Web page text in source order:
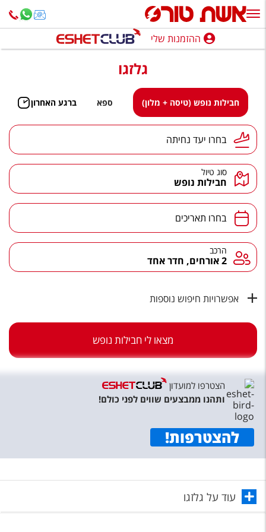
ההזמנות שלי
חופשה לפי סגנון
מלונות באילת
טיולים מאורגנים
סגנונות טיול
הרגע האחרון
חבילות בריאות וספא
טיסות לחו"ל
מלונות בחו"ל
שירות לקוחות
תקנון
עקבו אחרינו
ההזמנות שלי
גלזגו
חבילות נופש (טיסה + מלון) ספא ברגע האחרון
יעד נחיתהבחרו יעד נחיתה
סוג טיול
חבילות נופש
תאריכים בחרו תאריכים
הרכב הרכב
2 אורחים, חדר אחד
אפשרויות חיפוש נוספות
מצאו לי חבילות נופש
הצטרפו למועדון
ותהנו ממבצעים שווים לפני כולם!
להצטרפות!
עוד על גלזגו